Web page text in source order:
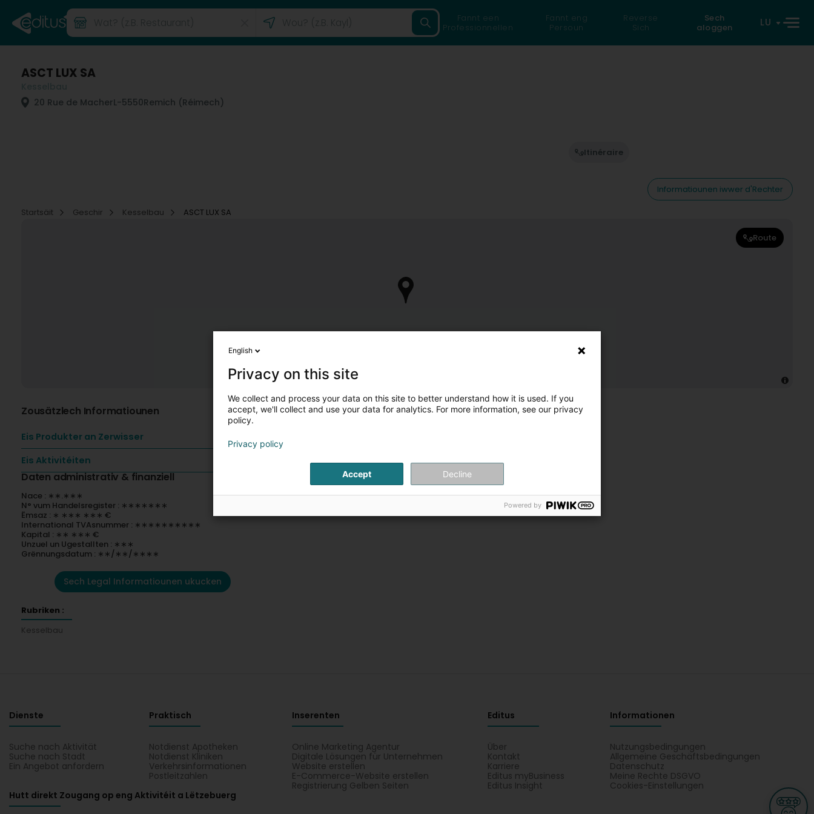
Fannt een
Professionnellen
Fannt eng
Persoun
Reverse
Sich
Sech
aloggen
LU
ASCT LUX SA
20 Rue de MacherL-5550Remich (Réimech)
Itinéraire
Informatiounen iwwer d'Rechter
Startsäit
Geschir Kesselbau ASCT LUX SA
Route
Zousätzlech Informatiounen
Eis Produkter an Zerwisser
Eis Aktivitéiten
Daten administrativ & finanziell
Nace : ∗∗.∗∗∗
N° vum Handelsregister : ∗∗∗∗∗∗∗
Ëmsaz : ∗ ∗∗∗ ∗∗∗ €
International TVAsnummer : ∗∗∗∗∗∗∗∗∗∗
Kapital : ∗∗ ∗∗∗ €
Unzuel un Ugestallten : ∗∗∗
Grënnungsdatum : ∗∗/∗∗/∗∗∗∗
Sech Legal Informatiounen ukucken
Rubriken :
Kesselbau
Dienste
Suche nach Aktivität
Suche nach Stadt
Ein Angebot anfordern
Praktisch
Notdienst Apotheken
Notdienst Kliniken
Verkehrsinformationen
Postleitzahlen
Inserenten
Online Marketing Agentur
Digitale Lösungen für Unternehmen
Website erstellen
E-Commerce-Website erstellen
Registrierung Gelben Seiten
Editus
Über
Kontakt
Karriere
Editus myBusiness
Editus Insight
Informationen
Nutzungsbedingungen
Allgemeine Geschäftsbedingungen
Datenschutz
Meine Rechte DSGVO
Cookies-Einstellungen
Hutt direkt Zougang op eng Aktivitéit a Lëtzebuerg
English
Privacy on this site
We collect and process your data on this site to better understand how it is used. If you
accept, we'll collect and use your data for analytics. For more information, see our privacy
policy.
Privacy policy
Accept Decline
Powered by